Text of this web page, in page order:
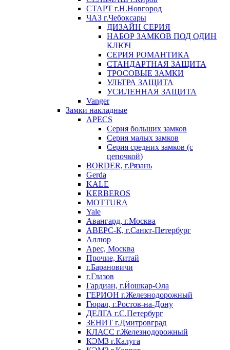
СТАРТ г.Н.Новгород
ЧАЗ г.Чебоксары
ДИЗАЙН СЕРИЯ
НАБОР ЗАМКОВ ПОД ОДИН
КЛЮЧ
СЕРИЯ РОМАНТИКА
СТАНДАРТНАЯ ЗАЩИТА
ТРОСОВЫЕ ЗАМКИ
УЛЬТРА ЗАЩИТА
УСИЛЕННАЯ ЗАЩИТА
Vanger
Замки накладные
APECS
Серия больших замков
Серия малых замков
Серия средних замков (с
цепочкой)
BORDER, г.Рязань
Gerda
KALE
KERBEROS
MOTTURA
Yale
Авангард, г.Москва
АВЕРС-К, г.Санкт-Петербург
Аллюр
Арес, Москва
Прочие, Китай
г.Барановичи
г.Глазов
Гардиан, г.Йошкар-Ола
ГЕРИОН г.Железнодорожный
Гюрал, г.Ростов-на-Дону
ДЕЛГА г.С.Петербург
ЗЕНИТ г.Дмитровград
КЛАСС г.Железнодорожный
КЭМЗ г.Калуга